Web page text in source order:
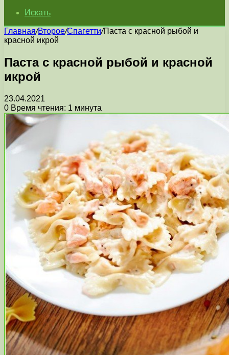
Искать
Главная/Второе/Спагетти/Паста с красной рыбой и
красной икрой
Паста с красной рыбой и красной
икрой
23.04.2021
0 Время чтения: 1 минута